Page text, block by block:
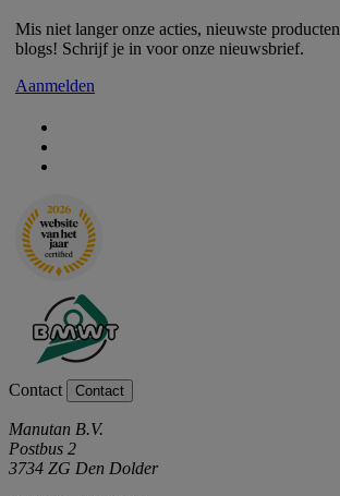
Mis niet langer onze acties, nieuwste
blogs! Schrijf je in voor onze nieuwsbrief.
Aanmelden
Contact Contact
Manutan B.V.
Postbus 2
3734 ZG Den Dolder